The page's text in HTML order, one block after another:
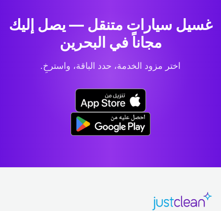
غسيل سيارات متنقل — يصل إليك
مجاناً في البحرين
اختر مزود الخدمة، حدد الباقة، واسترخِ.